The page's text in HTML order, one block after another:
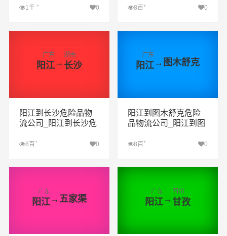
甘南危险品专线
1千 + 0
查看详细
怀化危险品专线
8百+ 0
查看详细
广东
阳江→
湖南
长沙
阳江到长沙危险品物
流公司_阳江到长沙危
长沙危险品专线
8百+ 0
查看详细
广东
阳江→ 图木舒克
阳江到图木舒克危险
品物流公司_阳江到图
线_阳江到图木舒克危
8百+ 0
查看详细
广东
阳江→ 五家渠
广东
阳江→
四川
甘孜